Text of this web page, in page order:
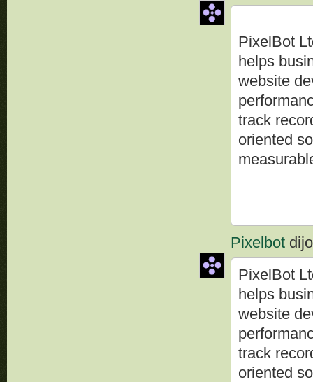
PixelBot
helps
website
track
oriented
Pixelbot
PixelBot
helps
website
track
oriented